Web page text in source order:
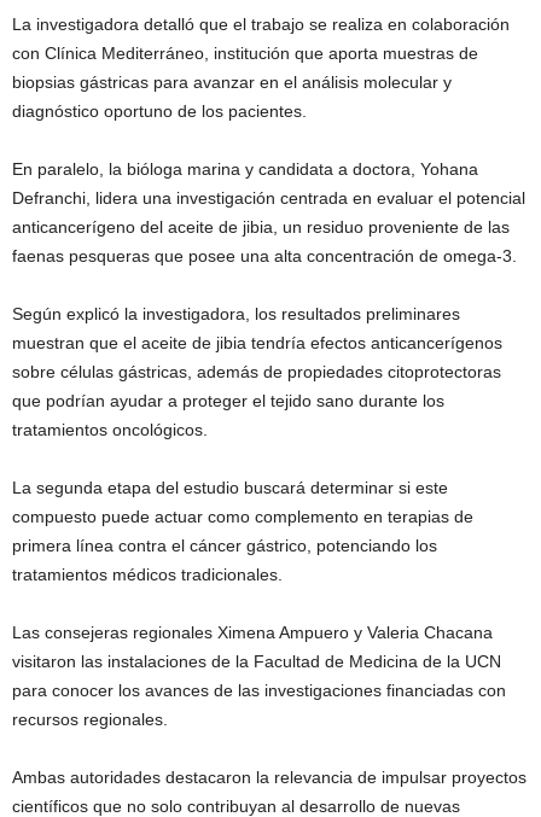
La investigadora detalló que el trabajo se realiza en colaboración
con Clínica Mediterráneo, institución que aporta muestras de
biopsias gástricas para avanzar en el análisis molecular y
diagnóstico oportuno de los pacientes.
En paralelo, la bióloga marina y candidata a doctora, Yohana
Defranchi, lidera una investigación centrada en evaluar el potencial
anticancerígeno del aceite de jibia, un residuo proveniente de las
faenas pesqueras que posee una alta concentración de omega-3.
Según explicó la investigadora, los resultados preliminares
muestran que el aceite de jibia tendría efectos anticancerígenos
sobre células gástricas, además de propiedades citoprotectoras
que podrían ayudar a proteger el tejido sano durante los
tratamientos oncológicos.
La segunda etapa del estudio buscará determinar si este
compuesto puede actuar como complemento en terapias de
primera línea contra el cáncer gástrico, potenciando los
tratamientos médicos tradicionales.
Las consejeras regionales Ximena Ampuero y Valeria Chacana
visitaron las instalaciones de la Facultad de Medicina de la UCN
para conocer los avances de las investigaciones financiadas con
recursos regionales.
Ambas autoridades destacaron la relevancia de impulsar proyectos
científicos que no solo contribuyan al desarrollo de nuevas